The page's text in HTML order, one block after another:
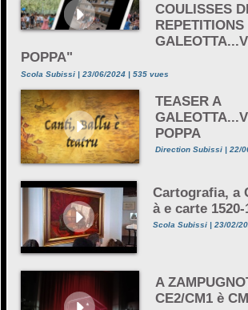
COULISSES
POPPA"
Scola Subissi | 23/06/2024 | 535 vues
TEASER A
POPPA
Direction Subissi | 22/
Cartografia, a
à e carte 1520-
Scola Subissi | 23/02/
A
CE2/CM1 è